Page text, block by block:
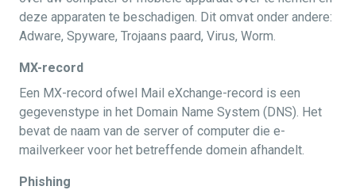
deze apparaten te beschadigen. Dit omvat onder andere:
Adware, Spyware, Trojaans paard, Virus, Worm.
MX-record
Een MX-record ofwel Mail eXchange-record is een
gegevenstype in het Domain Name System (DNS). Het
bevat de naam van de server of computer die e-
mailverkeer voor het betreffende domein afhandelt.
Phishing